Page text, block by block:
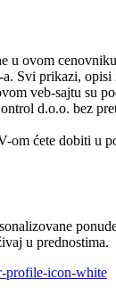
u ovom
Svi prikazi, opisi
veb-sajtu su
d.o.o. bez
om ćete dobiti u
u prednostima.